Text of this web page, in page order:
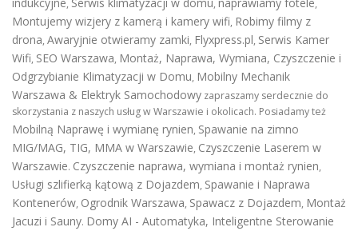
, , ,
Montujemy wizjery z kamerą i kamery wifi, Robimy filmy z
drona, Awaryjnie otwieramy zamki, Flyxpress.pl, Serwis Kamer
Wifi, SEO Warszawa, Montaż, Naprawa, Wymiana, Czyszczenie i
Odgrzybianie Klimatyzacji w Domu, Mobilny Mechanik
Warszawa & Elektryk Samochodowy zapraszamy serdecznie do
skorzystania z naszych usług w Warszawie i okolicach. Posiadamy też
Mobilną Naprawę i wymianę rynien, Spawanie na zimno
MIG/MAG, TIG, MMA w Warszawie, Czyszczenie Laserem w
Warszawie. Czyszczenie naprawa, wymiana i montaż rynien,
Usługi szlifierką kątową z Dojazdem, Spawanie i Naprawa
Kontenerów, Ogrodnik Warszawa, Spawacz z Dojazdem, Montaż
Jacuzi i Sauny. Domy AI - Automatyka, Inteligentne Sterowanie